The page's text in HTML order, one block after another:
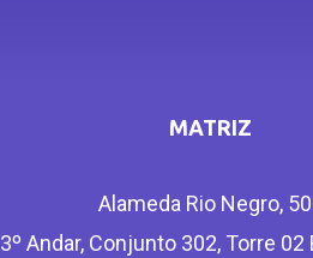
MATRIZ
Alameda Rio Negro,
3º Andar, Conjunto 302, Torre 02